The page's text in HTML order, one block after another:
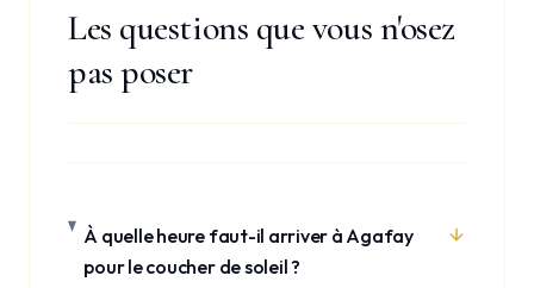
Les questions que vous n'osez
pas poser
À quelle heure faut-il arriver à Agafay
pour le coucher de soleil ?